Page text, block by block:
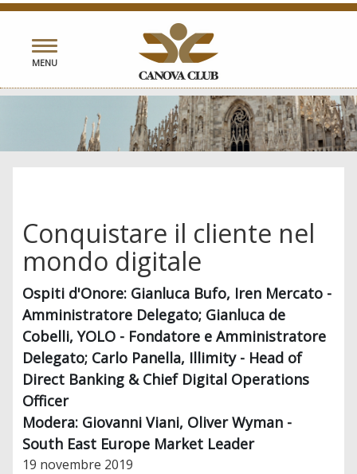
Toggle
navigation
MENU
Conquistare il cliente nel
mondo digitale
Ospiti d'Onore: Gianluca Bufo, Iren Mercato -
Amministratore Delegato; Gianluca de
Cobelli, YOLO - Fondatore e Amministratore
Delegato; Carlo Panella, Illimity - Head of
Direct Banking & Chief Digital Operations
Officer
Modera: Giovanni Viani, Oliver Wyman -
South East Europe Market Leader
19 novembre 2019